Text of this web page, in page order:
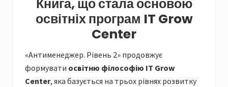
Книга, що стала основою
освітніх програм IT Grow
Center
«Антименеджер. Рівень 2» продовжує
формувати освітню філософію IT Grow
Center, яка базується на трьох рівнях розвитку